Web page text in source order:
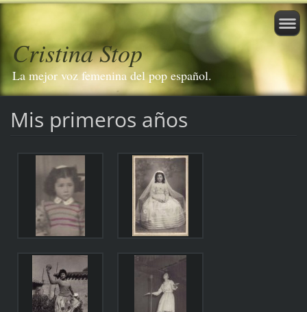
Cristina Stop
La mejor voz femenina del pop español.
Mis primeros años